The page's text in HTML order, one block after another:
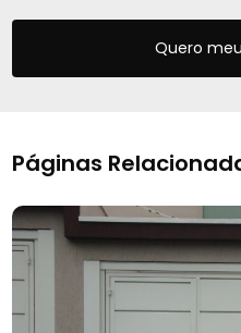
Quero
Páginas